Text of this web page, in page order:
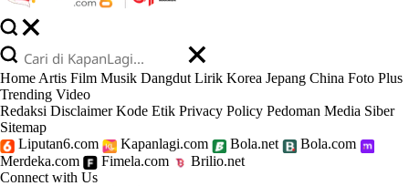
Home Artis Film Musik Dangdut Lirik Korea Jepang China Foto Plus
Trending Video
Redaksi Disclaimer Kode Etik Privacy Policy Pedoman Media Siber
Sitemap
Liputan6.com
Kapanlagi.com Bola.net
Bola.com
Merdeka.com
Fimela.com
Brilio.net
Connect with Us